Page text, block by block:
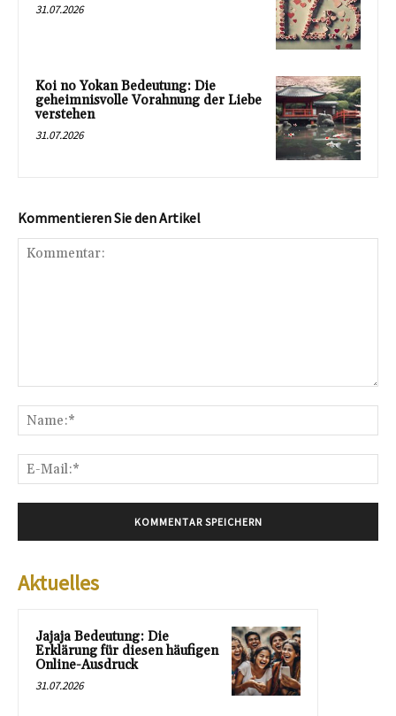
31.07.2026
Koi no Yokan Bedeutung: Die
geheimnisvolle Vorahnung der Liebe
verstehen
31.07.2026
Kommentieren Sie den Artikel
Aktuelles
Jajaja Bedeutung: Die
Erklärung für diesen häufigen
Online-Ausdruck
31.07.2026